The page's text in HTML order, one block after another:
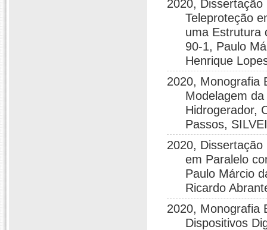
2020,
Teleproteção
uma Estrutura
90-1, Paulo
Henrique
2020, Monografia
Modelagem
Hidrogerador,
Passos,
2020,
em Paralelo
Paulo Márcio
Ricardo
2020, Monografia
Dispositivos